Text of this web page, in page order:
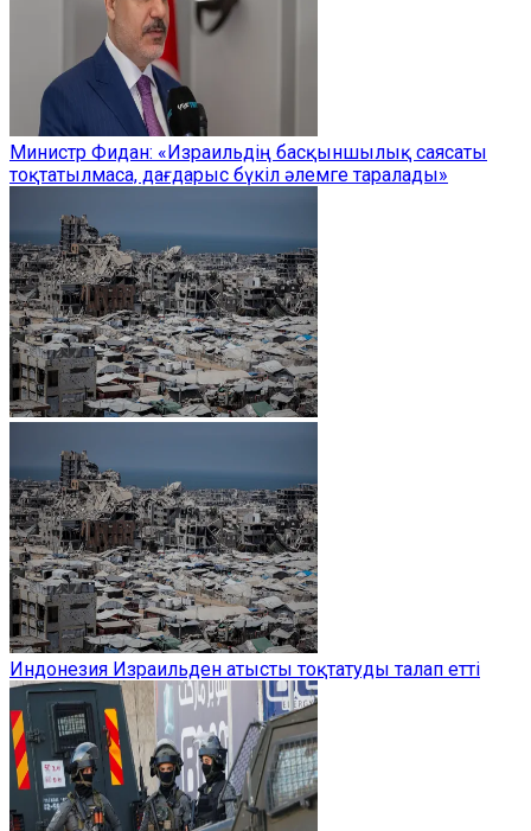
Министр Фидан: «Израильдің басқыншылық саясаты
тоқтатылмаса, дағдарыс бүкіл әлемге таралады»
Индонезия Израильден атысты тоқтатуды талап етті